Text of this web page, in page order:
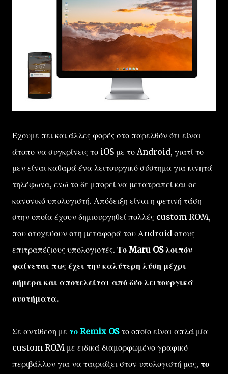
Έχουμε πει και άλλες φορές στο παρελθόν ότι είναι
άτοπο να συγκρίνεις το iOS με το Android, γιατί το
μεν είναι καθαρά ένα λειτουργικό σύστημα για κινητά
τηλέφωνα, ενώ το δε μπορεί να μετατραπεί και σε
κανονικό υπολογιστή. Απόδειξη είναι η φετινή τάση
στην οποία έχουν δημιουργηθεί πολλές custom ROM,
που στοχεύουν στη μεταφορά του Αndroid στους
επιτραπέζιους υπολογιστές. Το Maru OS λοιπόν
φαίνεται πως έχει την καλύτερη λύση μέχρι
σήμερα και αποτελείται από δύο λειτουργικά
συστήματα.
Σε αντίθεση με το Remix OSτο οποίο είναι απλά μία
custom ROM με ειδικά διαμορφωμένο γραφικό
περιβάλλον για να ταιριάζει στον υπολογιστή μας, το